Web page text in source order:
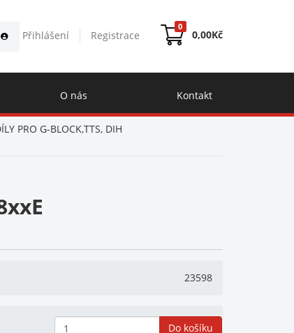
0
0,00Kč
Přihlášení Registrace
O nás Kontakt
PRO G-BLOCK,TTS, DIH
23598
Do košíku